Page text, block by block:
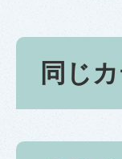
同じ